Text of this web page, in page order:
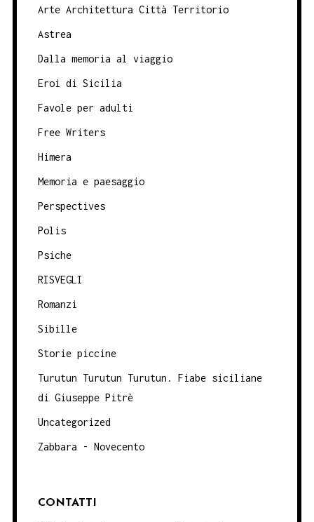
Arte Architettura Città Territorio
Astrea
Dalla memoria al viaggio
Eroi di Sicilia
Favole per adulti
Free Writers
Himera
Memoria e paesaggio
Perspectives
Polis
Psiche
RISVEGLI
Romanzi
Sibille
Storie piccine
Turutun Turutun Turutun. Fiabe siciliane
di Giuseppe Pitrè
Uncategorized
Zabbara - Novecento
CONTATTI